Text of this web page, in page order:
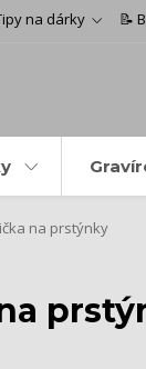
na dárky 📝
na prstýnky